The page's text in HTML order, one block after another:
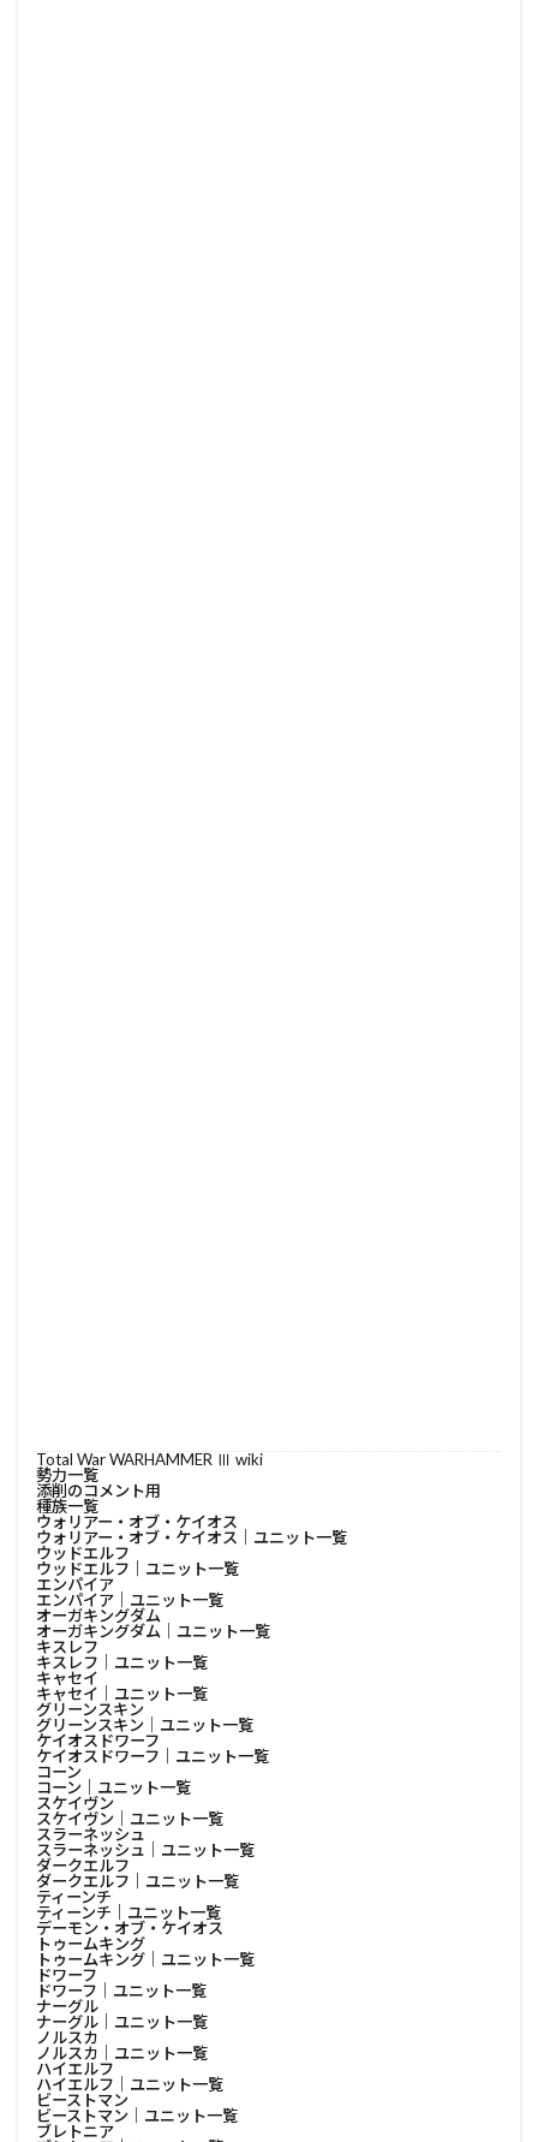
Total War WARHAMMER Ⅲ wiki
勢力一覧
添削のコメント用
種族一覧
ウォリアー・オブ・ケイオス
ウォリアー・オブ・ケイオス│ユニット一覧
ウッドエルフ
ウッドエルフ│ユニット一覧
エンパイア
エンパイア│ユニット一覧
オーガキングダム
オーガキングダム│ユニット一覧
キスレフ
キスレフ│ユニット一覧
キャセイ
キャセイ│ユニット一覧
グリーンスキン
グリーンスキン│ユニット一覧
ケイオスドワーフ
ケイオスドワーフ│ユニット一覧
コーン
コーン│ユニット一覧
スケイヴン
スケイヴン│ユニット一覧
スラーネッシュ
スラーネッシュ│ユニット一覧
ダークエルフ
ダークエルフ│ユニット一覧
ティーンチ
ティーンチ│ユニット一覧
デーモン・オブ・ケイオス
トゥームキング
トゥームキング│ユニット一覧
ドワーフ
ドワーフ│ユニット一覧
ナーグル
ナーグル│ユニット一覧
ノルスカ
ノルスカ│ユニット一覧
ハイエルフ
ハイエルフ│ユニット一覧
ビーストマン
ビーストマン│ユニット一覧
ブレトニア